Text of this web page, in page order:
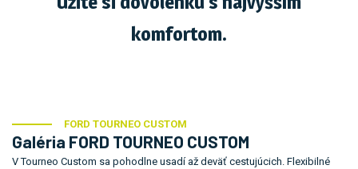
komfortom.
FORD TOURNEO CUSTOM
Galéria FORD TOURNEO CUSTOM
V Tourneo Custom sa pohodlne usadí až deväť cestujúcich. Flexibilné